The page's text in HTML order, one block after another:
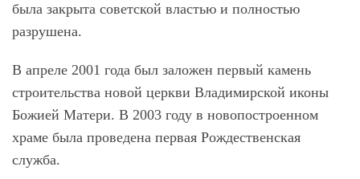
была закрыта советской властью и полностью
разрушена.
В апреле 2001 года был заложен первый камень
строительства новой церкви Владимирской иконы
Божией Матери. В 2003 году в новопостроенном
храме была проведена первая Рождественская
служба.